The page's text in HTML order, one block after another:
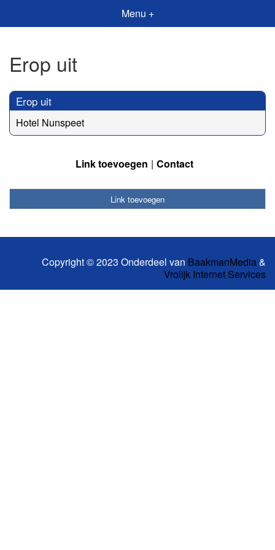
Menu +
Erop uit
Erop uit
Hotel Nunspeet
Link toevoegen Contact
Link toevoegen
Copyright © 2023 Onderdeel van BaakmanMedia&
Vrolijk Internet Services